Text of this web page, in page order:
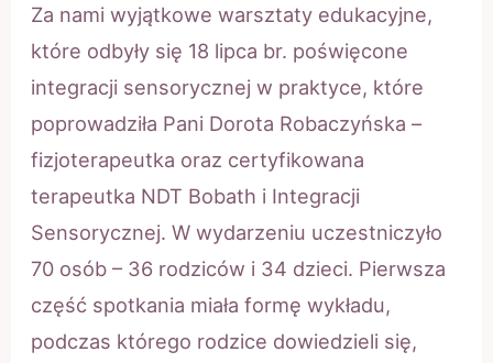
Za nami wyjątkowe warsztaty edukacyjne,
które odbyły się 18 lipca br. poświęcone
integracji sensorycznej w praktyce, które
poprowadziła Pani Dorota Robaczyńska –
fizjoterapeutka oraz certyfikowana
terapeutka NDT Bobath i Integracji
Sensorycznej. W wydarzeniu uczestniczyło
70 osób – 36 rodziców i 34 dzieci. Pierwsza
część spotkania miała formę wykładu,
podczas którego rodzice dowiedzieli się,